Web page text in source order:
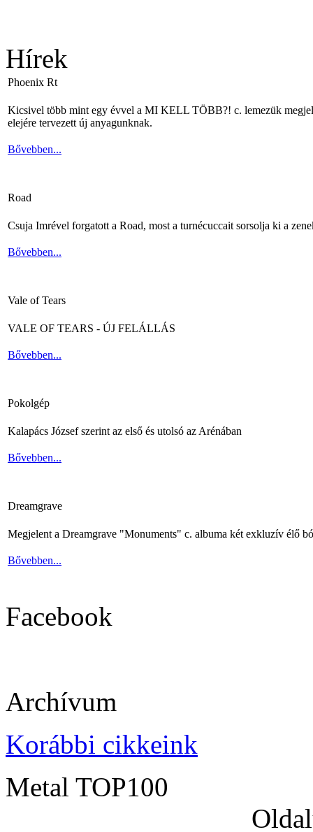
Hírek
Phoenix Rt
Kicsivel több mint egy évvel a MI KELL TÖBB?! c. lemezük
elejére tervezett új anyagunknak.
Bővebben...
Road
Csuja Imrével forgatott a Road, most a turnécuccait sorsolja ki a
Bővebben...
Vale of Tears
VALE OF TEARS - ÚJ FELÁLLÁS
Bővebben...
Pokolgép
Kalapács József szerint az első és utolsó az Arénában
Bővebben...
Dreamgrave
Megjelent a Dreamgrave "Monuments" c. albuma két exkluzív élő
Bővebben...
Facebook
Archívum
Korábbi cikkeink
Metal TOP100